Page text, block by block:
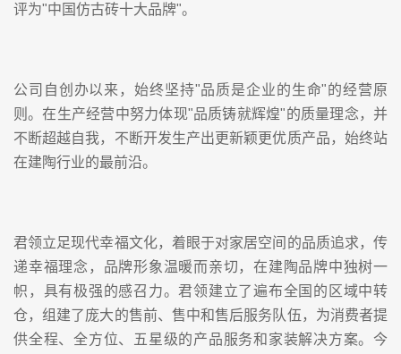
评为"中国仿古砖十大品牌"。
公司自创办以来，始终坚持"品质是企业的生命"的经营原
则。在生产经营中努力体现"品质铸就辉煌"的质量理念，并
不断超越自我，不断开发生产出更新颖更优质产品，始终站
在建陶行业的最前沿。
君领立足现代幸福文化，着眼于对家居空间的品质追求，传
递幸福理念，品牌形象温暖而亲切，在建陶品牌中独树一
帜，具有极强的感召力。君领建立了遍布全国的区域中转
仓，组建了庞大的售前、售中和售后服务队伍，为消费者提
供全程、全方位、五星级的产品服务和家装解决方案。今